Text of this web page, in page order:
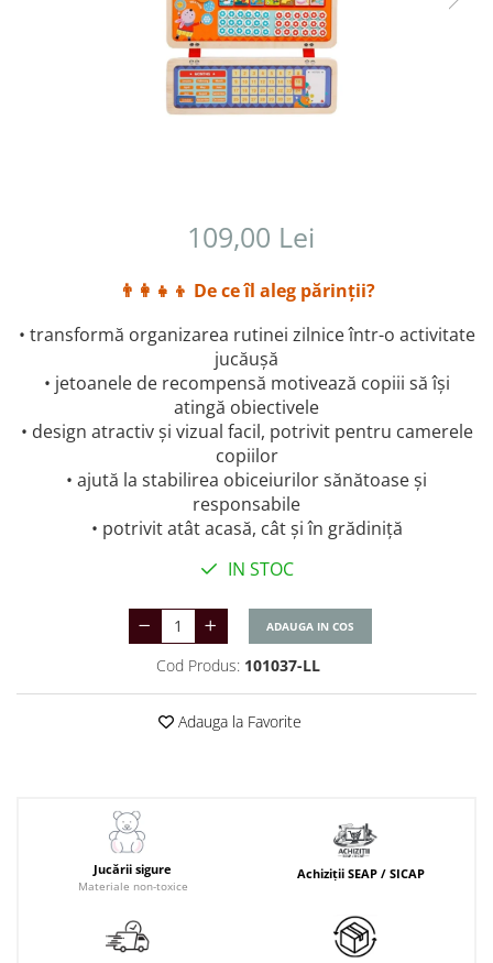
109,00 Lei
👨‍👩‍👧‍👦 De ce îl aleg părinții?
• transformă organizarea rutinei zilnice într-o activitate
jucăușă
• jetoanele de recompensă motivează copiii să își
atingă obiectivele
• design atractiv și vizual facil, potrivit pentru camerele
copiilor
• ajută la stabilirea obiceiurilor sănătoase și
responsabile
• potrivit atât acasă, cât și în grădiniță
IN STOC
ADAUGA IN COS
Cod Produs: 101037-LL
Adauga la Favorite
Jucării sigure
Materiale non-toxice
Achiziții SEAP / SICAP